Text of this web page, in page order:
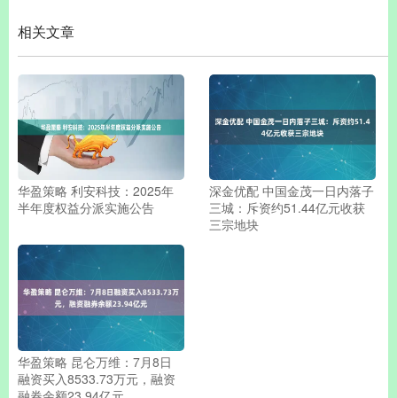
相关文章
华盈策略 利安科技：2025年
半年度权益分派实施公告
深金优配 中国金茂一日内落子
三城：斥资约51.44亿元收获
三宗地块
华盈策略 昆仑万维：7月8日
融资买入8533.73万元，融资